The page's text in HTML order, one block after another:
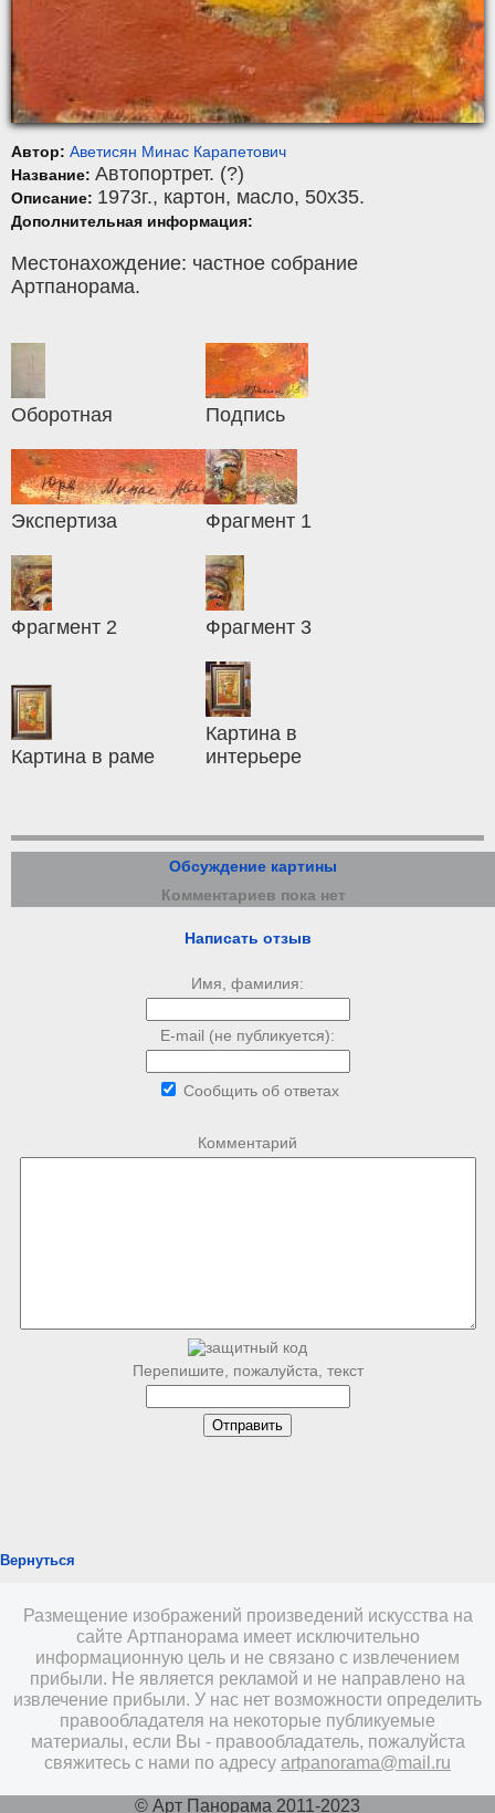
Автор: Аветисян Минас Карапетович
Название: Автопортрет. (?)
Описание: 1973г., картон, масло, 50x35.
Дополнительная информация:
Местонахождение: частное собрание
Артпанорама.
Оборотная Подпись
Экспертиза Фрагмент 1
Фрагмент 2 Фрагмент 3
Картина в раме
Картина в
интерьере
Обсуждение картины
Комментариев пока нет
Написать отзыв
Имя, фамилия:
E-mail (не публикуется):
Сообщить об ответах
Комментарий
Перепишите, пожалуйста, текст
Вернуться
Размещение изображений произведений искусства на
сайте Артпанорама имеет исключительно
информационную цель и не связано с извлечением
прибыли. Не является рекламой и не направлено на
извлечение прибыли. У нас нет возможности определить
правообладателя на некоторые публикуемые
материалы, если Вы - правообладатель, пожалуйста
свяжитесь с нами по адресу artpanorama@mail.ru
© Арт Панорама 2011-2023